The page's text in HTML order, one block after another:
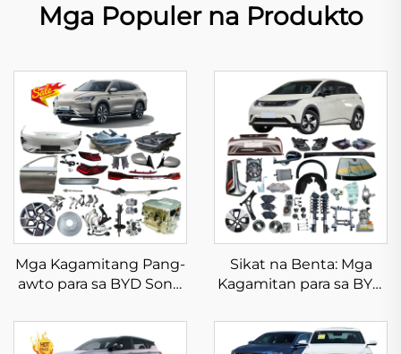
Mga Populer na Produkto
Mga Kagamitang Pang-
awto para sa BYD Song
Dm-i Champion na Mga
Sariwang Bahagi na
Sikat na Benta: Mga
Kagamitan para sa BYD
Aftermarket na Mga
Sariwang Bahagi para sa